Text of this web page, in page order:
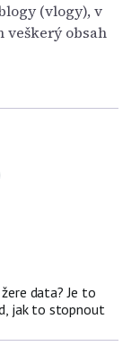
(vlogy), v
obsah
data? Je to
jak to stopnout